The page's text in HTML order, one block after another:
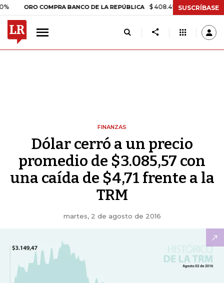
ORO COMPRA BANCO DE LA REPÚBLICA $ 408.498,97 +$ 8.753,81
SUSCRÍBASE
FINANZAS
Dólar cerró a un precio
promedio de $3.085,57 con
una caída de $4,71 frente a la
TRM
martes, 2 de agosto de 2016